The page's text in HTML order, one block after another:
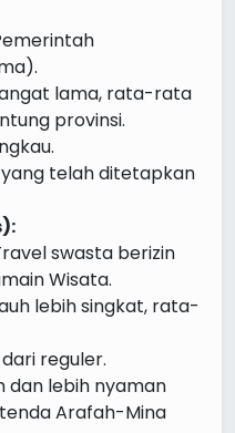
lama, rata-rata
provinsi.
telah ditetapkan
swasta berizin
Wisata.
lebih singkat, rata-
reguler.
dan lebih nyaman
Arafah-Mina